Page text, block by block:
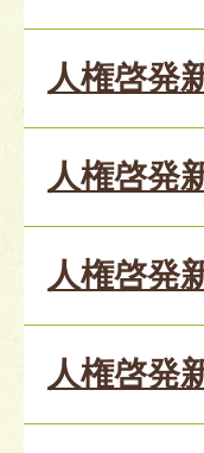
人権啓発
人権啓発
人権啓発
人権啓発